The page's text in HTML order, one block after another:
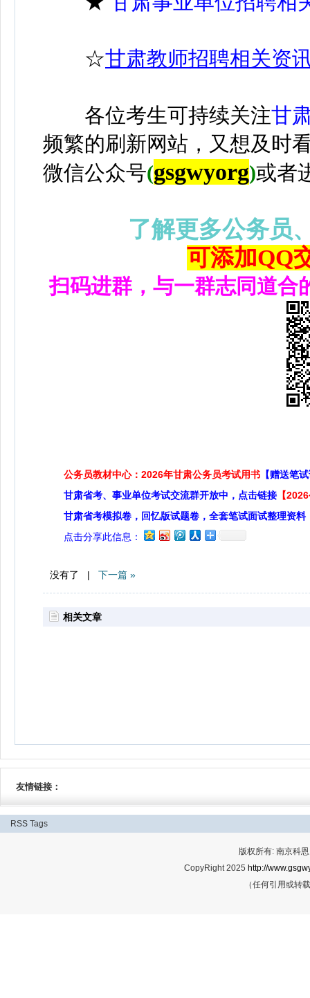
☆甘肃教师招聘相关资
各位考生可持续关注甘
频繁的刷新网站，又想及时
微信公众号(gsgwyorg)或者
了解更多公务员
可添加QQ
扫码进群，与一群志同道合
公务员教材中心：2026年甘肃公务员考试用书 【赠送笔
甘肃省考、事业单位考试交流群开放中，点击链接 【
甘肃省考模拟卷，回忆版试题卷，全套笔试面试整理资料
点击分享此信息：
没有了 | 下一篇 »
相关文章
友情链接：
RSS Tags
版权所有: 南京科
CopyRight 2025 http://
（任何引用或转